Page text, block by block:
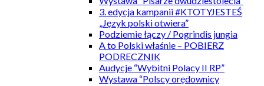
3. edycja kampanii #KTOTYJESTEŚ
„Język polski otwiera”
Podziemie łączy / Pogrindis jungia
A to Polski właśnie – POBIERZ
PODRECZNIK
Audycje “Wybitni Polacy II RP”
Wystawa “Polscy orędownicy